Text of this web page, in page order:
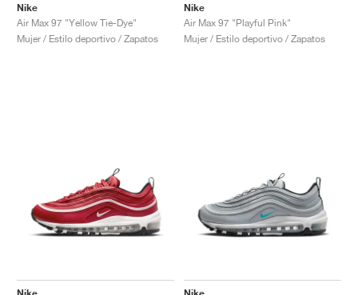
Nike
Air Max 97 "Yellow Tie-Dye"
Mujer / Estilo deportivo / Zapatos
Nike
Air Max 97 "Playful Pink"
Mujer / Estilo deportivo / Zapatos
Nike Nike